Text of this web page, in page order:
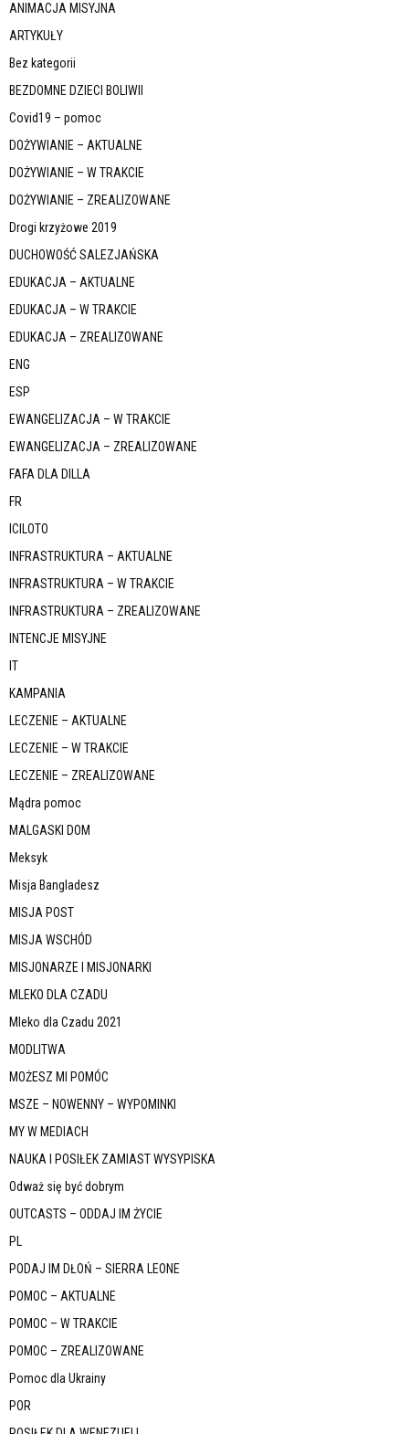
ANIMACJA MISYJNA
ARTYKUŁY
Bez kategorii
BEZDOMNE DZIECI BOLIWII
Covid19 – pomoc
DOŻYWIANIE – AKTUALNE
DOŻYWIANIE – W TRAKCIE
DOŻYWIANIE – ZREALIZOWANE
Drogi krzyżowe 2019
DUCHOWOŚĆ SALEZJAŃSKA
EDUKACJA – AKTUALNE
EDUKACJA – W TRAKCIE
EDUKACJA – ZREALIZOWANE
ENG
ESP
EWANGELIZACJA – W TRAKCIE
EWANGELIZACJA – ZREALIZOWANE
FAFA DLA DILLA
FR
ICILOTO
INFRASTRUKTURA – AKTUALNE
INFRASTRUKTURA – W TRAKCIE
INFRASTRUKTURA – ZREALIZOWANE
INTENCJE MISYJNE
IT
KAMPANIA
LECZENIE – AKTUALNE
LECZENIE – W TRAKCIE
LECZENIE – ZREALIZOWANE
Mądra pomoc
MALGASKI DOM
Meksyk
Misja Bangladesz
MISJA POST
MISJA WSCHÓD
MISJONARZE I MISJONARKI
MLEKO DLA CZADU
Mleko dla Czadu 2021
MODLITWA
MOŻESZ MI POMÓC
MSZE – NOWENNY – WYPOMINKI
MY W MEDIACH
NAUKA I POSIŁEK ZAMIAST WYSYPISKA
Odważ się być dobrym
OUTCASTS – ODDAJ IM ŻYCIE
PL
PODAJ IM DŁOŃ – SIERRA LEONE
POMOC – AKTUALNE
POMOC – W TRAKCIE
POMOC – ZREALIZOWANE
Pomoc dla Ukrainy
POR